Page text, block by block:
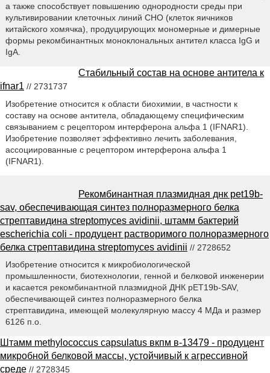
а также способствует повышению однородности среды при
культивировании клеточных линий СНО (клеток яичников
китайского хомячка), продуцирующих мономерные и димерные
формы рекомбинантных моноклональных антител класса IgG и
IgA.
Стабильный состав на основе антитела к
ifnar1 // 2731737
Изобретение относится к области биохимии, в частности к
составу на основе антитела, обладающему специфическим
связыванием с рецептором интерферона альфа 1 (IFNAR1).
Изобретение позволяет эффективно лечить заболевания,
ассоциированные с рецептором интерферона альфа 1
(IFNAR1).
Рекомбинантная плазмидная днк pet19b-
sav, обеспечивающая синтез полноразмерного белка
стрептавидина streptomyces avidinii, штамм бактерий
escherichia coli - продуцент растворимого полноразмерного
белка стрептавидина streptomyces avidinii // 2728652
Изобретение относится к микробиологической
промышленности, биотехнологии, генной и белковой инженерии
и касается рекомбинантной плазмидной ДНК pET19b-SAV,
обеспечивающей синтез полноразмерного белка
стрептавидина, имеющей молекулярную массу 4 МДа и размер
6126 п.о.
Штамм methylococcus capsulatus вкпм в-13479 - продуцент
микробной белковой массы, устойчивый к агрессивной
среде // 2728345